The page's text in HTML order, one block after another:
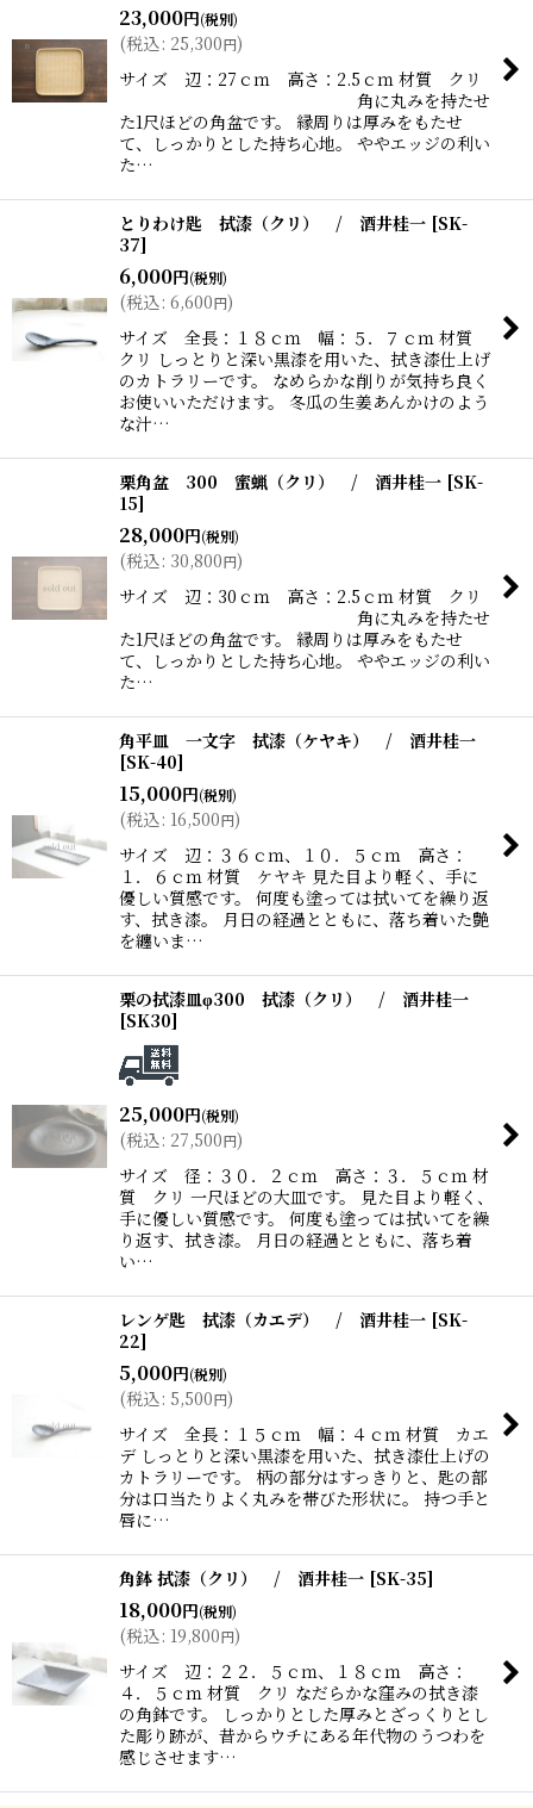
23,000円(税別)
(税込: 25,300円)
サイズ 辺：27ｃｍ 高さ：2.5ｃｍ 材質 クリ
角に丸みを持たせ
た1尺ほどの角盆です。 縁周りは厚みをもたせ
て、しっかりとした持ち心地。 ややエッジの利い
た…
とりわけ匙 拭漆（クリ） / 酒井桂一 [SK-
37]
6,000円(税別)
(税込: 6,600円)
サイズ 全長：１８ｃｍ 幅：５．７ｃｍ 材質
クリ しっとりと深い黒漆を用いた、拭き漆仕上げ
のカトラリーです。 なめらかな削りが気持ち良く
お使いいただけます。 冬瓜の生姜あんかけのよう
な汁…
栗角盆 300 蜜蝋（クリ） / 酒井桂一 [SK-
15]
28,000円(税別)
(税込: 30,800円)
サイズ 辺：30ｃｍ 高さ：2.5ｃｍ 材質 クリ
角に丸みを持たせ
た1尺ほどの角盆です。 縁周りは厚みをもたせ
て、しっかりとした持ち心地。 ややエッジの利い
た…
角平皿 一文字 拭漆（ケヤキ） / 酒井桂一
[SK-40]
15,000円(税別)
(税込: 16,500円)
サイズ 辺：３６ｃｍ、１０．５ｃｍ 高さ：
１．６ｃｍ 材質 ケヤキ 見た目より軽く、手に
優しい質感です。 何度も塗っては拭いてを繰り返
す、拭き漆。 月日の経過とともに、落ち着いた艶
を纏いま…
栗の拭漆皿φ300 拭漆（クリ） / 酒井桂一
[SK30]
25,000円(税別)
(税込: 27,500円)
サイズ 径：３０．２ｃｍ 高さ：３．５ｃｍ 材
質 クリ 一尺ほどの大皿です。 見た目より軽く、
手に優しい質感です。 何度も塗っては拭いてを繰
り返す、拭き漆。 月日の経過とともに、落ち着
い…
レンゲ匙 拭漆（カエデ） / 酒井桂一 [SK-
22]
5,000円(税別)
(税込: 5,500円)
サイズ 全長：１５ｃｍ 幅：４ｃｍ 材質 カエ
デ しっとりと深い黒漆を用いた、拭き漆仕上げの
カトラリーです。 柄の部分はすっきりと、匙の部
分は口当たりよく丸みを帯びた形状に。 持つ手と
唇に…
角鉢 拭漆（クリ） / 酒井桂一 [SK-35]
18,000円(税別)
(税込: 19,800円)
サイズ 辺：２２．５ｃｍ、１８ｃｍ 高さ：
４．５ｃｍ 材質 クリ なだらかな窪みの拭き漆
の角鉢です。 しっかりとした厚みとざっくりとし
た彫り跡が、昔からウチにある年代物のうつわを
感じさせます…